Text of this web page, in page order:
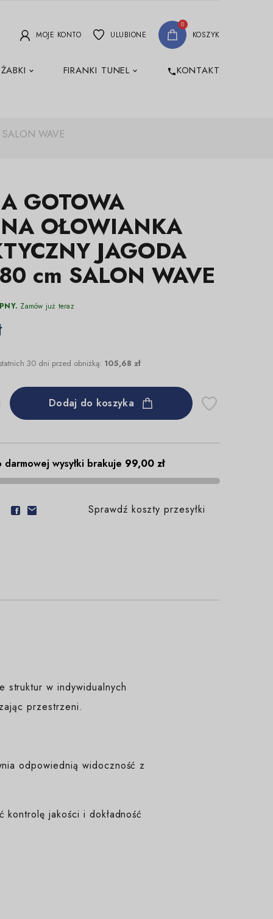
MOJE KONTO ULUBIONE
0
KOSZYK
FIRANKI TUNEL phoneKONTAKT
WAVE
GOTOWA
OŁOWIANKA
JAGODA
cm SALON WAVE
Zamów już teraz
30 dni przed obniżką: 105,68 zł
Dodaj do koszyka
darmowej wysyłki brakuje 99,00 zł
Sprawdź koszty przesyłki
struktur w indywidualnych
przestrzeni.
odpowiednią widoczność z
jakości i dokładność